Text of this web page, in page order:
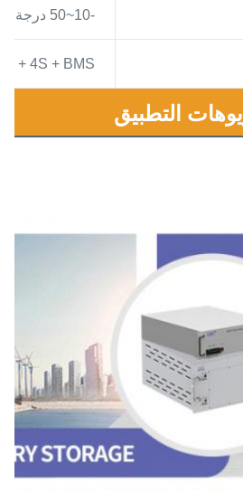
-10~50 درجة مئوية
4S + BMS + صندوق فولاذي مطلي بالزنك
التطبيق